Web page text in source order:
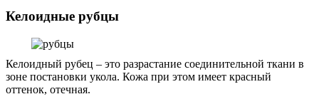
Келоидные рубцы
Келоидный рубец – это разрастание соединительной ткани в
зоне постановки укола. Кожа при этом имеет красный
оттенок, отечная.